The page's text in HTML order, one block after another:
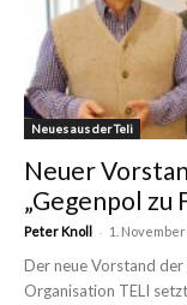
Neues aus der Teli
Neuer
„Gegenpol zu
Peter Knoll - 1.
Der neue Vorstand
Organisation TELI